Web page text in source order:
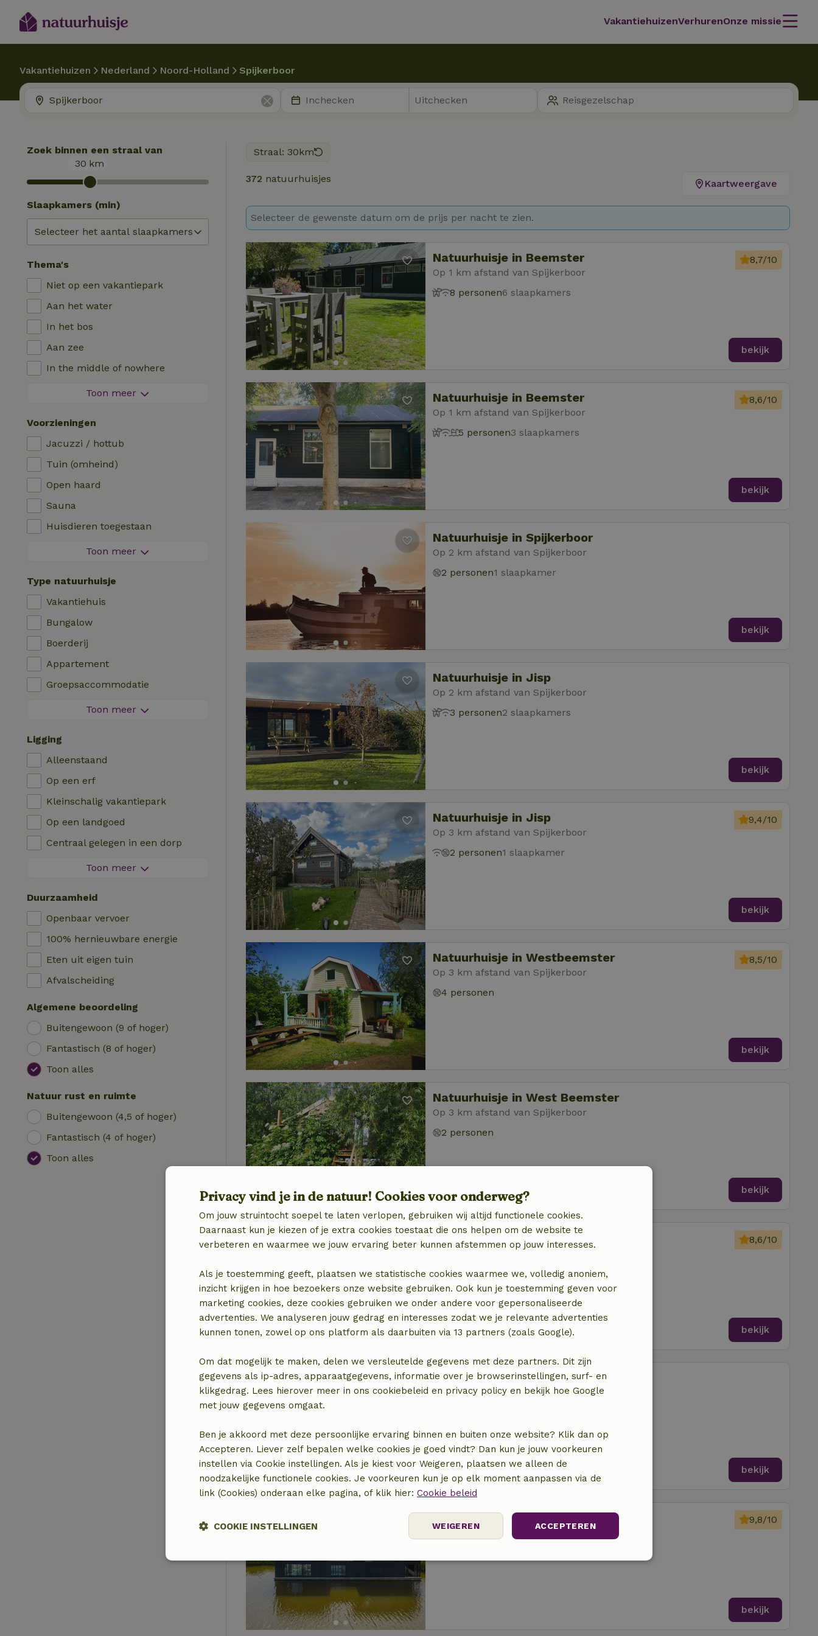
VakantiehuizenVerhurenOnze missie
Vakantiehuizen Nederland Noord-Holland Spijkerboor
Straal: 30km
372 natuurhuisjes Kaartweergave
Selecteer de gewenste datum om de prijs per nacht te zien.
Natuurhuisje in Beemster
Op 1 km afstand van Spijkerboor
8,7/10
8 personen6 slaapkamers
bekijk
Natuurhuisje in Beemster
Op 1 km afstand van Spijkerboor
8,6/10
5 personen3 slaapkamers
bekijk
Natuurhuisje in Spijkerboor
Op 2 km afstand van Spijkerboor
2 personen1 slaapkamer
bekijk
Natuurhuisje in Jisp
Op 2 km afstand van Spijkerboor
3 personen2 slaapkamers
bekijk
Natuurhuisje in Jisp
Op 3 km afstand van Spijkerboor
9,4/10
2 personen1 slaapkamer
bekijk
Natuurhuisje in Westbeemster
Op 3 km afstand van Spijkerboor
8,5/10
4 personen
bekijk
Natuurhuisje in West Beemster
Op 3 km afstand van Spijkerboor
2 personen
bekijk
Natuurhuisje in Jisp
Op 3 km afstand van Spijkerboor
8,6/10
2 personen1 slaapkamer
bekijk
Natuurhuisje in Wormer
Op 3 km afstand van Spijkerboor
bekijk
Natuurhuisje in Oostknollendam
Op 3 km afstand van Spijkerboor
9,8/10
bekijk
Zoek binnen een straal van
30 km
Slaapkamers (min)
Thema's
Niet op een vakantiepark
Aan het water
In het bos
Aan zee
In the middle of nowhere
Tussen de velden
In de polder
In de bergen
Helemaal alleen
In een boomgaard
Viswater in de buurt
Toon meer
Voorzieningen
Jacuzzi / hottub
Tuin (omheind)
Open haard
Sauna
Huisdieren toegestaan
Vuurwerkvrije omgeving
Direct boekbaar
Wasmachine
Afwasmachine
Tuinmeubilair
Internettoegang (WiFi)
Koel-/vriescombinatie
Tv
Internet
Barbecue
Verwarming (CV)
Kinderstoel
Auto laadpaal
Zwembad (gemeenschappelijk)
Rolstoel toegankelijk
Zwembad (privé)
Toon meer
Type natuurhuisje
Vakantiehuis
Bungalow
Boerderij
Appartement
Groepsaccommodatie
Tiny house
Landhuis
Chalet
Villa
Glamping
Blokhut
Logies
Pipowagen
Safaritent
Kampeerplek
Boot
Toon meer
Ligging
Alleenstaand
Op een erf
Kleinschalig vakantiepark
Op een landgoed
Centraal gelegen in een dorp
Aan de rand van een dorp
Toon meer
Duurzaamheid
Openbaar vervoer
100% hernieuwbare energie
Eten uit eigen tuin
Afvalscheiding
Algemene beoordeling
Buitengewoon (9 of hoger)
Fantastisch (8 of hoger)
Toon alles
Natuur rust en ruimte
Buitengewoon (4,5 of hoger)
Fantastisch (4 of hoger)
Toon alles
Privacy vind je in de natuur! Cookies voor onderweg?
Om jouw struintocht soepel te laten verlopen, gebruiken wij altijd functionele cookies.
Daarnaast kun je kiezen of je extra cookies toestaat die ons helpen om de website te
verbeteren en waarmee we jouw ervaring beter kunnen afstemmen op jouw interesses.
Als je toestemming geeft, plaatsen we statistische cookies waarmee we, volledig anoniem,
inzicht krijgen in hoe bezoekers onze website gebruiken. Ook kun je toestemming geven voor
marketing cookies, deze cookies gebruiken we onder andere voor gepersonaliseerde
advertenties. We analyseren jouw gedrag en interesses zodat we je relevante advertenties
kunnen tonen, zowel op ons platform als daarbuiten via 13 partners (zoals Google).
Om dat mogelijk te maken, delen we versleutelde gegevens met deze partners. Dit zijn
gegevens als ip-adres, apparaatgegevens, informatie over je browserinstellingen, surf- en
klikgedrag. Lees hierover meer in ons cookiebeleid en privacy policy en bekijk hoe Google
met jouw gegevens omgaat.
Ben je akkoord met deze persoonlijke ervaring binnen en buiten onze website? Klik dan op
Accepteren. Liever zelf bepalen welke cookies je goed vindt? Dan kun je jouw voorkeuren
instellen via Cookie instellingen. Als je kiest voor Weigeren, plaatsen we alleen de
noodzakelijke functionele cookies. Je voorkeuren kun je op elk moment aanpassen via de
link (Cookies) onderaan elke pagina, of klik hier: Cookie beleid
ACCEPTEREN
WEIGEREN
COOKIE INSTELLINGEN
Strikt noodzakelijk Prestatie Targeting Functioneel